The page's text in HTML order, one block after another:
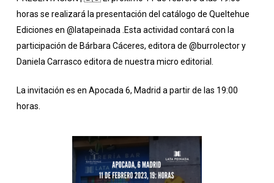
horas se realizará la presentación del catálogo de Queltehue
Ediciones en @latapeinada .Esta actividad contará con la
participación de Bárbara Cáceres, editora de @burrolectory
Daniela Carrasco editora de nuestra micro editorial.
La invitación es en Apocada 6, Madrid a partir de las 19:00
horas.